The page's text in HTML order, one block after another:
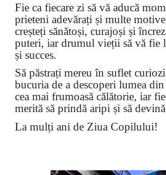
Fie ca fiecare zi să vă aducă
prieteni adevărați și multe
creșteți sănătoși, curajoși și
puteri, iar drumul vieții să vă fie
și succes.
Să păstrați mereu în suflet
bucuria de a descoperi lumea
cea mai frumoasă călătorie, iar
merită să prindă aripi și să
La mulți ani de Ziua Copilului!